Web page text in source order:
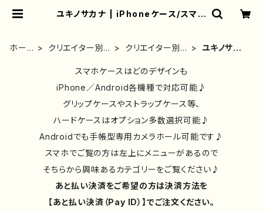
ユキノサカナ | iPhoneケース/スマホ
ホー
クリエイター別
クリエイター別
ユキノサカ
スマホケースはどのデザインも
iPhone／Android各機種で対応可能♪
グリップケースやストラップケース等、
ハードケースはオプション多数選択可能♪
Androidでも手帳型専用カメラホール可能です♪
スマホでご覧の方は左上にメニューがあるので
そちらから興味あるカテゴリーをご覧ください♪
あと払い決済をご希望の方は決済方法を
【あと払い決済（Pay ID）】でご注文ください。